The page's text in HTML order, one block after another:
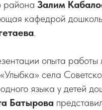
района Залим
кафедрой
.
опыта работы
села
языка у детей
Батырова